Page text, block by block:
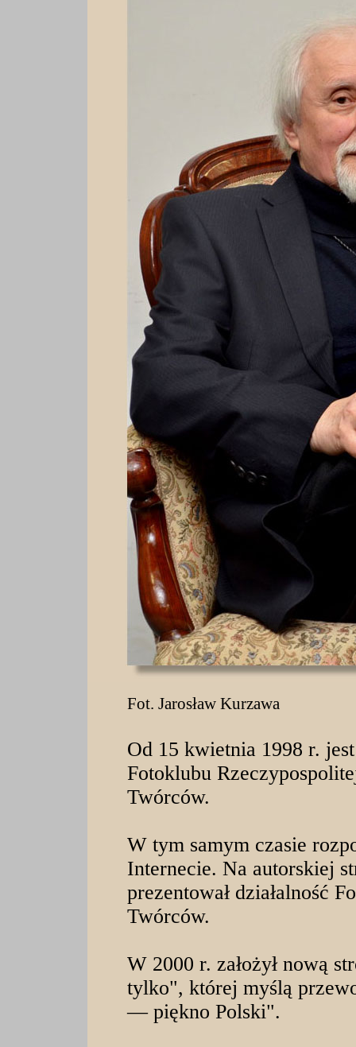
Fot. Jarosław Kurzawa
Od 15 kwietnia 1998 r.
Fotoklubu
Twórców.
W tym samym czasie
Internecie. Na autorskiej
prezentował działalność
Twórców.
W 2000 r. założył nową
tylko", której myślą
— piękno Polski".